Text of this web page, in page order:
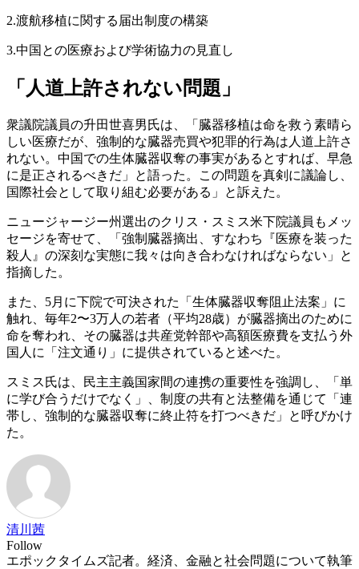
2.渡航移植に関する届出制度の構築
3.中国との医療および学術協力の見直し
「人道上許されない問題」
衆議院議員の升田世喜男氏は、「臓器移植は命を救う素晴ら
しい医療だが、強制的な臓器売買や犯罪的行為は人道上許さ
れない。中国での生体臓器収奪の事実があるとすれば、早急
に是正されるべきだ」と語った。この問題を真剣に議論し、
国際社会として取り組む必要がある」と訴えた。
ニュージャージー州選出のクリス・スミス米下院議員もメッ
セージを寄せて、「強制臓器摘出、すなわち『医療を装った
殺人』の深刻な実態に我々は向き合わなければならない」と
指摘した。
また、5月に下院で可決された「生体臓器収奪阻止法案」に
触れ、毎年2〜3万人の若者（平均28歳）が臓器摘出のために
命を奪われ、その臓器は共産党幹部や高額医療費を支払う外
国人に「注文通り」に提供されていると述べた。
スミス氏は、民主主義国家間の連携の重要性を強調し、「単
に学び合うだけでなく」、制度の共有と法整備を通じて「連
帯し、強制的な臓器収奪に終止符を打つべきだ」と呼びかけ
た。
清川茜
Follow
エポックタイムズ記者。経済、金融と社会問題について執筆